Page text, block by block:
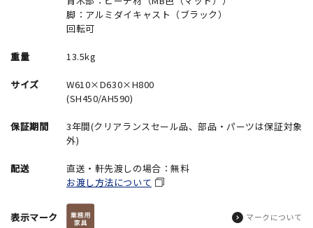
脚：アルミダイキャスト（ブラック）
回転可
重量 13.5kg
サイズ
W610×D630×H800
(SH450/AH590)
保証期間
3年間(クリアランスセール品、部品・パーツは保証対象
外)
配送
直送・軒先渡しの場合：無料
お渡し方法について
表示マーク マークについて